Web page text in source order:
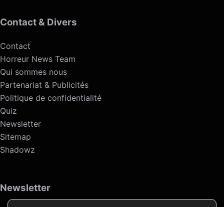
Contact & Divers
Contact
Horreur News Team
Qui sommes nous
Partenariat & Publicités
Politique de confidentialité
Quiz
Newsletter
Sitemap
Shadowz
Newsletter